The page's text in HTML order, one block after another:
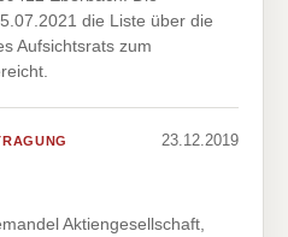
die Liste über die
Aufsichtsrats zum
23.12.2019
Aktiengesellschaft,